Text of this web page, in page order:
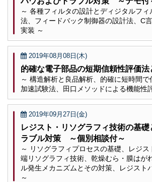
～ 各種フィルタの設計とディジタルフ
法、フィードバック制御器の設計法、C
実装 ～
2019年08月08日(木)
的確な電子部品の短期信頼性評価法
～ 構造解析と良品解析、的確に短時間
加速試験法、田口メソッドによる機能性
2019年09月27日(金)
レジスト・リソグラフィ技術の基礎
ラブル対策 ～個別相談付～
～ リソグラフィプロセスの基礎、レジ
端リソグラフィ技術、乾燥むら・膜はが
ル発生メカニズムとその対策、レジスト
～